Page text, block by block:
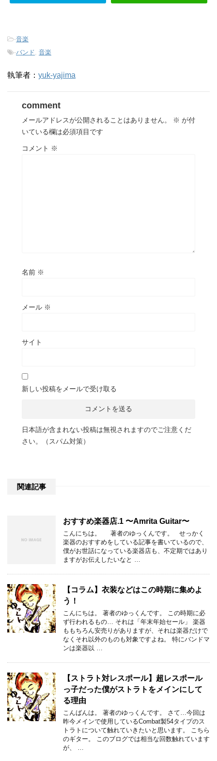
-音楽
-バンド 音楽
執筆者： yuk-yajima
comment
メールアドレスが公開されることはありません。 ※ が付
いている欄は必須項目です
コメント ※
名前 ※
メール ※
サイト
新しい投稿をメールで受け取る
日本語が含まれない投稿は無視されますのでご注意くだ
さい。（スパム対策）
関連記事
おすすめ楽器店.1 〜Amrita Guitar〜
こんにちは。 著者のゆっくんです。 せっかく
楽器のおすすめをしている記事を書いているので、
僕がお世話になっている楽器店も、不定期ではあり
ますがお伝えしたいなと …
【コラム】衣装などはこの時期に集めよ
う！
こんにちは。 著者のゆっくんです。 この時期に必
ず行われるもの… それは「年末年始セール」 楽器
ももちろん安売りがありますが、それは楽器だけで
なくそれ以外のものも対象ですよね。 特にバンドマ
ンは楽器以 …
【ストラト対レスポール】超レスポール
っ子だった僕がストラトをメインにして
る理由
こんばんは。 著者のゆっくんです。 さて…今回は
昨今メインで使用しているCombat製54タイプのス
トラトについて触れていきたいと思います。 こちら
のギター。 このブログでは相当な回数触れています
が、 …